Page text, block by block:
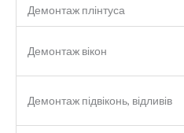
Демонтаж плінтуса
Демонтаж вікон
Демонтаж підвіконь, відливів